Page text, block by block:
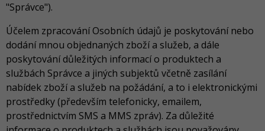
"Správce").
Účelem zpracování Osobních údajů je poskytování nebo
dodání mnou objednaných zboží a služeb, a dále
poskytování důležitých informací o produktech a
službách Správce a jiných subjektů včetně zasílání
nabídek zboží a služeb na požádání, a to i elektronickými
prostředky (především telefonicky, emailem,
prostřednictvím SMS a MMS zpráv). Za důležité